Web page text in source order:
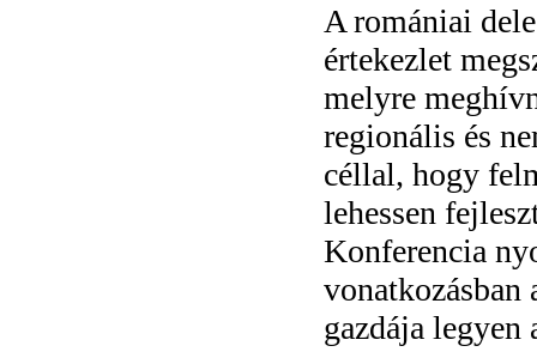
A romániai
értekezlet
melyre
regionális és
céllal, hogy
lehessen
Konferencia
gazdája legyen